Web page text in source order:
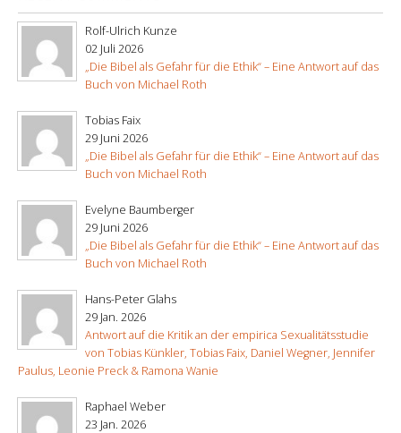
Rolf-Ulrich Kunze
02 Juli 2026
„Die Bibel als Gefahr für die Ethik“ – Eine Antwort auf das
Buch von Michael Roth
Tobias Faix
29 Juni 2026
„Die Bibel als Gefahr für die Ethik“ – Eine Antwort auf das
Buch von Michael Roth
Evelyne Baumberger
29 Juni 2026
„Die Bibel als Gefahr für die Ethik“ – Eine Antwort auf das
Buch von Michael Roth
Hans-Peter Glahs
29 Jan. 2026
Antwort auf die Kritik an der empirica Sexualitätsstudie
von Tobias Künkler, Tobias Faix, Daniel Wegner, Jennifer
Paulus, Leonie Preck & Ramona Wanie
Raphael Weber
23 Jan. 2026